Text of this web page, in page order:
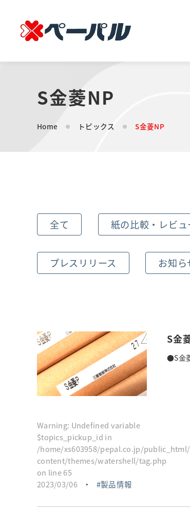
S金菱NP
Home トピックス S金菱NP
全て 紙の比較・レビュ
プレスリリース お知ら
Warning: Undefined variable
$topics_pickup_id in
/home/xs603958/pepal.co.jp/
content/themes/watershell/tag.php
on line65
2023/03/06
・ 製品情報
S金
●S金